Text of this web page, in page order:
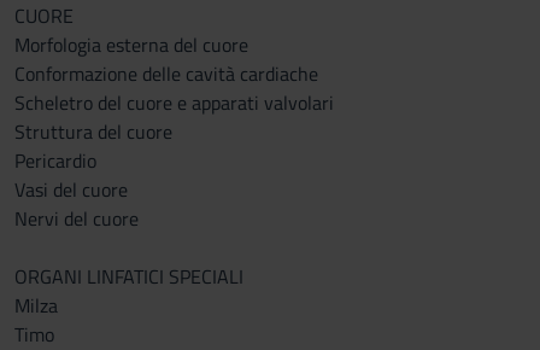
CUORE
Morfologia esterna del cuore
Conformazione delle cavità cardiache
Scheletro del cuore e apparati valvolari
Struttura del cuore
Pericardio
Vasi del cuore
Nervi del cuore
ORGANI LINFATICI SPECIALI
Milza
Timo